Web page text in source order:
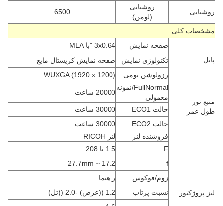
روشنایی
روشنایی
(لومن)
6500
مشخصات کلی
پانل
صفحه نمایش
3x0.64 "با MLA
تکنولوژی نمایش
صفحه نمایش کریستال مایع
رزولوشن بومی
WUXGA (1920 x 1200)
منبع نور
طول عمر
FullNormal/نمونه
معمولی
20000 ساعت
حالت ECO1
30000 ساعت
حالت ECO2
30000 ساعت
لنز پروژکتور
فروشنده لنز
لنز RICOH
F
1.5 تا 208
f
17.2 ~ 27.7mm
زوم/فوکوس
راهنما
نسبت پرتاب
1.2 ((عرض) -2.0 ((تل)